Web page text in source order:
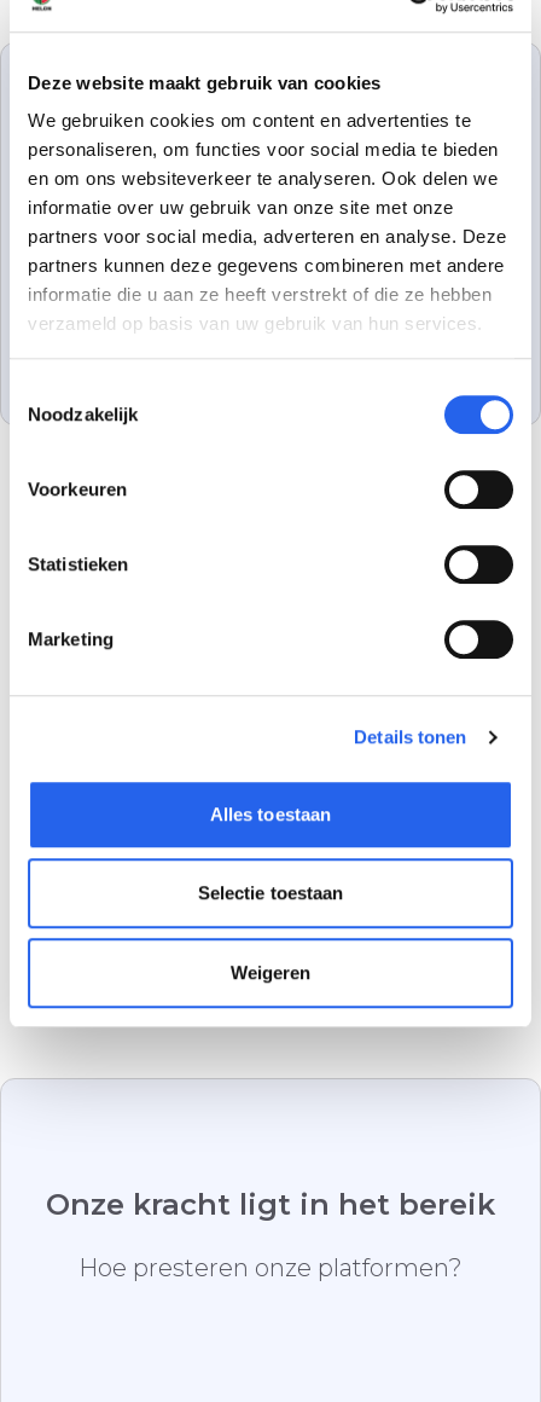
Deze website maakt gebruik van cookies
We gebruiken cookies om content en advertenties te
personaliseren, om functies voor social media te bieden
en om ons websiteverkeer te analyseren. Ook delen we
informatie over uw gebruik van onze site met onze
partners voor social media, adverteren en analyse. Deze
partners kunnen deze gegevens combineren met andere
informatie die u aan ze heeft verstrekt of die ze hebben
verzameld op basis van uw gebruik van hun services.
Noodzakelijk
Voorkeuren
Statistieken
Marketing
Details tonen
Alles toestaan
Selectie toestaan
Weigeren
Prijs vacatureplaatsing
Standaard vacature 1 maand zichtbaar
€150,-
Premium vacature 1 maand zichtbaar
€250,-
Onze kracht ligt in het bereik
Hoe presteren onze platformen?